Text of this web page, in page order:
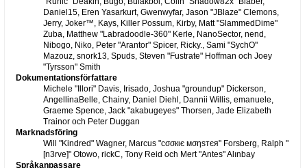
Daniel15, Eren Yasarkurt, Gwenwyfar, Jason "JBlaze" Clemons,
Jerry, Joker™, Kays, Killer Possum, Kirby, Matt "SlammedDime"
Zuba, Matthew "Labradoodle-360" Kerle, NanoSector, nend,
Nibogo, Niko, Peter "Arantor" Spicer, Ricky., Sami "SychO"
Mazouz, snork13, Spuds, Steven "Fustrate" Hoffman och Joey
"Tyrsson" Smith
Dokumentationsförfattare
Michele "Illori" Davis, Irisado, Joshua "groundup" Dickerson,
AngellinaBelle, Chainy, Daniel Diehl, Dannii Willis, emanuele,
Graeme Spence, Jack "akabugeyes" Thorsen, Jade Elizabeth
Trainor och Peter Duggan
Marknadsföring
Will "Kindred" Wagner, Marcus "cσσкιє мσηѕтєя" Forsberg, Ralph "
[n3rve]" Otowo, rickC, Tony Reid och Mert "Antes" Alınbay
Språkanpassare